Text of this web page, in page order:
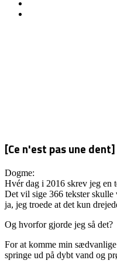
[Ce n'est pas une dent]
Dogme:
Hvér dag i 2016 skrev jeg en
Det vil sige 366 tekster
ja, jeg troede at det kun
Og hvorfor gjorde jeg så det?
For at komme min
springe ud på dybt vand og